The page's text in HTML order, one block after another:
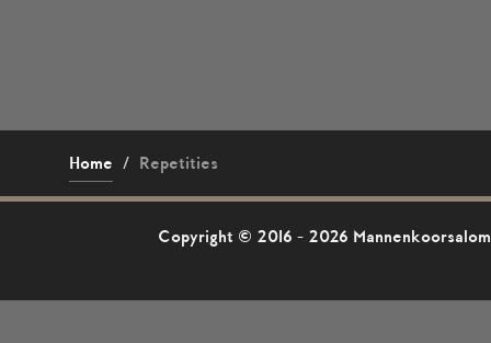
Home / Repetities
Copyright © 2016 - 2026